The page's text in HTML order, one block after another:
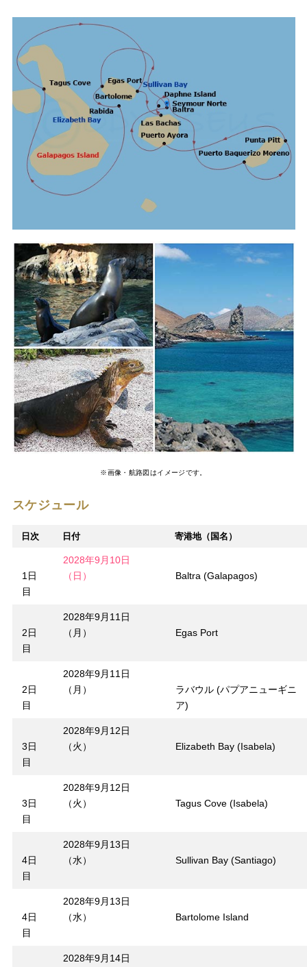
※画像・航路図はイメージです。
スケジュール
日次 日付 寄港地（国名）
1日
目
2028年9月10日
（日）
Baltra (Galapagos)
2日
目
2028年9月11日
（月）
Egas Port
2日
目
2028年9月11日
（月）
ラバウル (パプアニューギニ
ア)
3日
目
2028年9月12日
（火）
Elizabeth Bay (Isabela)
3日
目
2028年9月12日
（火）
Tagus Cove (Isabela)
4日
目
2028年9月13日
（水）
Sullivan Bay (Santiago)
4日
目
2028年9月13日
（水）
Bartolome Island
2028年9月14日